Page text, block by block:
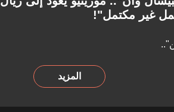
غير مكتمل"!
المزيد